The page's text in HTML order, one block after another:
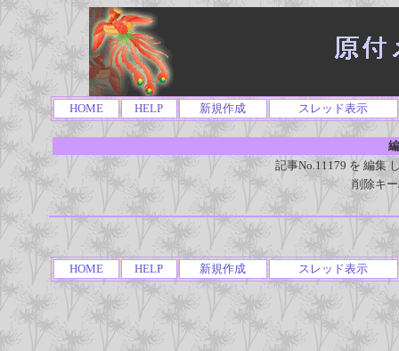
HOME HELP 新規作成 スレッド表示
記事No.11179 を 編集
削除キ
HOME HELP 新規作成 スレッド表示